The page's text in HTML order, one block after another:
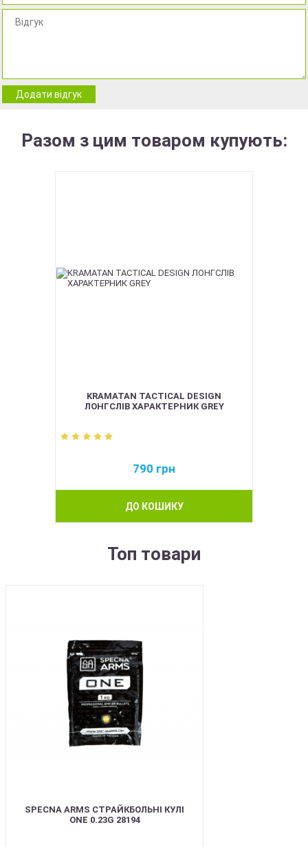
Додати відгук
Разом з цим товаром купують:
KRAMATAN TACTICAL DESIGN
ЛОНГСЛІВ ХАРАКТЕРНИК GREY
790 грн
ДО КОШИКУ
Топ товари
SPECNA ARMS СТРАЙКБОЛЬНІ КУЛІ
ONE 0.23G 28194